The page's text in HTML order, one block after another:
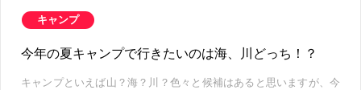
キャンプ
今年の夏キャンプで行きたいのは海、川どっち！？
キャンプといえば山？海？川？色々と候補はあると思いますが、今